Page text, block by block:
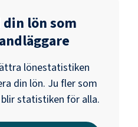
lön som
lönestatistiken
din lön. Ju fler som
statistiken för alla.